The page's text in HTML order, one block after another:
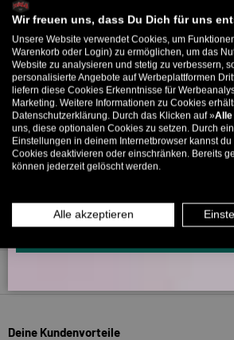
5327 266
Verifiziert von
Willkommens-Rabattcode direkt per
Bis zu 11% Rabatt auf deine erste
kannst nur 1x wählen!
5% ab €80 9% ab €100
E-Mail
MÄNNER
INFOS ÜBER WHATSAPP? KEIN
KLICK HIER UND SCHICKE UNS DIE
Deine Kundenvorteile
Wir freuen uns, dass Du Dich für uns
Unsere Website verwendet Cookies, um
Warenkorb oder Login) zu ermöglichen, um das
Website zu analysieren und stetig zu verbessern,
personalisierte Angebote auf Werbeplattformen
liefern diese Cookies Erkenntnisse für
Marketing. Weitere Informationen zu Cookies
Datenschutzerklärung. Durch das Klicken auf »Alle
uns, diese optionalen Cookies zu setzen. Durch
Einstellungen in deinem Internetbrowser kannst
Cookies deaktivieren oder einschränken. Bereits
können jederzeit gelöscht werden.
Alle akzeptieren